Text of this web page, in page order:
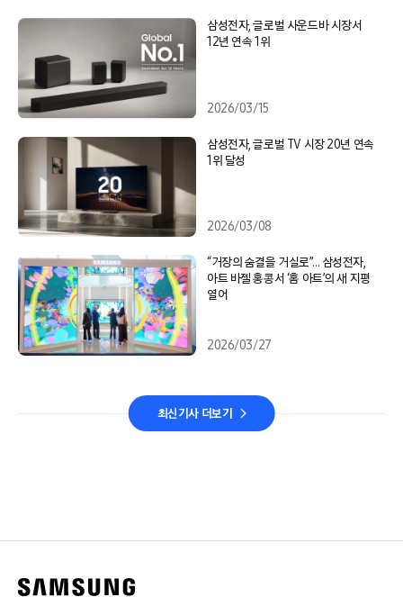
삼성전자, 글로벌 사운드바 시장서
12년 연속 1위
2026/03/15
삼성전자, 글로벌 TV 시장 20년 연속
1위 달성
2026/03/08
“거장의 숨결을 거실로”… 삼성전자,
아트 바젤 홍콩서 ‘홈 아트’의 새 지평
열어
2026/03/27
최신기사 더보기